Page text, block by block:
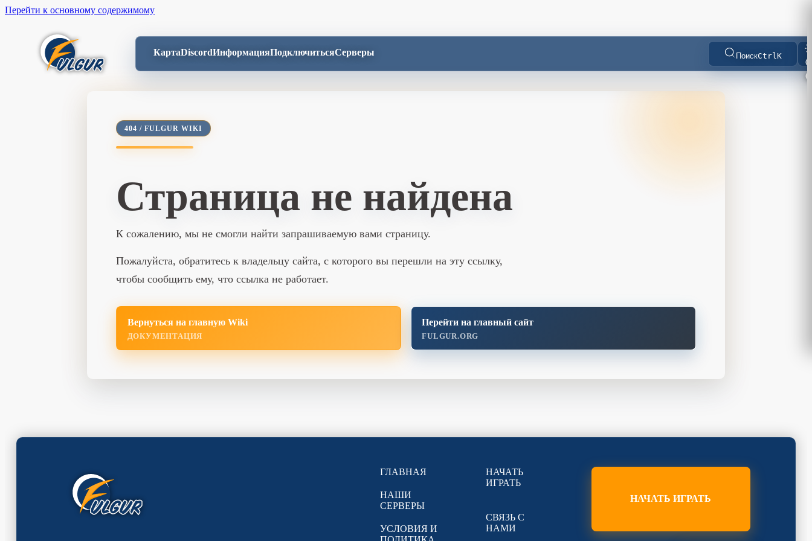
Перейти к основному содержимому
КартаDiscordИнформацияПодключитьсяСерверы ПоискCtrlK
404 / FULGUR WIKI
Страница не найдена
К сожалению, мы не смогли найти запрашиваемую вами страницу.
Пожалуйста, обратитесь к владельцу сайта, с которого вы перешли на эту ссылку,
чтобы сообщить ему, что ссылка не работает.
Вернуться на главную Wiki
ДОКУМЕНТАЦИЯ
Перейти на главный сайт
FULGUR.ORG
ГЛАВНАЯ
НАШИ
СЕРВЕРЫ
УСЛОВИЯ И
НАЧАТЬ
ИГРАТЬ
СВЯЗЬ С
НАМИ
НАЧАТЬ ИГРАТЬ